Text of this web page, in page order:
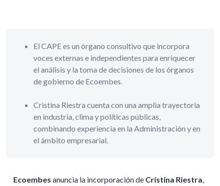
El CAPE es un órgano consultivo que incorpora
voces externas e independientes para enriquecer
el análisis y la toma de decisiones de los órganos
de gobierno de Ecoembes.
Cristina Riestra cuenta con una amplia trayectoria
en industria, clima y políticas públicas,
combinando experiencia en la Administración y en
el ámbito empresarial.
Ecoembes anuncia la incorporación de Cristina Riestra,